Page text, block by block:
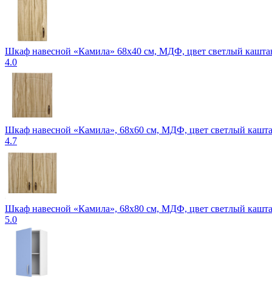
Шкаф навесной «Камила» 68х40 см, МДФ, цвет светлый
4.0
Шкаф навесной «Камила», 68х60 см, МДФ, цвет светлый
4.7
Шкаф навесной «Камила», 68х80 см, МДФ, цвет светлый
5.0